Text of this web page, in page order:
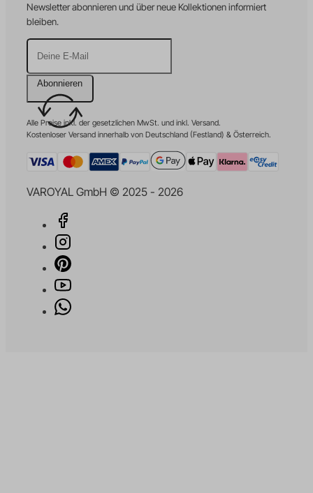
Newsletter abonnieren und über neue Kollektionen informiert
bleiben.
Abonnieren
Alle Preise inkl. der gesetzlichen MwSt. und inkl. Versand.
Kostenloser Versand innerhalb von Deutschland (Festland) & Österreich.
VAROYAL GmbH © 2025 - 2026